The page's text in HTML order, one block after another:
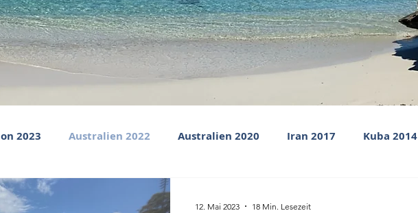
2023 Australien 2022 Australien 2020 Iran 2017 Kuba 2014
Südengland 2003 Cabo Verde 2003
12. Mai 2023 18 Min. Lesezeit